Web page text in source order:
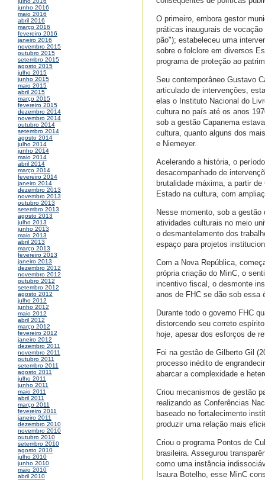
junho 2016
maio 2016
abril 2016
março 2016
fevereiro 2016
janeiro 2016
novembro 2015
outubro 2015
setembro 2015
agosto 2015
julho 2015
junho 2015
maio 2015
abril 2015
março 2015
fevereiro 2015
dezembro 2014
novembro 2014
outubro 2014
setembro 2014
agosto 2014
julho 2014
junho 2014
maio 2014
abril 2014
março 2014
fevereiro 2014
janeiro 2014
dezembro 2013
novembro 2013
outubro 2013
setembro 2013
agosto 2013
julho 2013
junho 2013
maio 2013
abril 2013
março 2013
fevereiro 2013
janeiro 2013
dezembro 2012
novembro 2012
outubro 2012
setembro 2012
agosto 2012
julho 2012
junho 2012
maio 2012
abril 2012
março 2012
fevereiro 2012
janeiro 2012
dezembro 2011
novembro 2011
outubro 2011
setembro 2011
agosto 2011
julho 2011
junho 2011
maio 2011
abril 2011
março 2011
fevereiro 2011
janeiro 2011
dezembro 2010
novembro 2010
outubro 2010
setembro 2010
agosto 2010
julho 2010
junho 2010
maio 2010
abril 2010
O primeiro, embora gestor
práticas inaugurais de
pão"); estabeleceu uma
sobre o folclore em diversos
programa de proteção ao
Seu contemporâneo Gustavo
articulado de intervenções,
elas o Instituto Nacional do
cultura no país até os anos
sob a gestão Capanema
cultura, quanto alguns dos
e Niemeyer.
Acelerando a história, o
desacompanhado de
brutalidade máxima, a partir
Estado na cultura, com
Nesse momento, sob a
atividades culturais no meio
o desmantelamento dos
espaço para projetos
Com a Nova República,
própria criação do MinC, o
incentivo fiscal, o desmonte
anos de FHC se dão sob essa
Durante todo o governo FHC
distorcendo seu correto
hoje, apesar dos esforços de
Foi na gestão de Gilberto Gil
processo inédito de
abarcar a complexidade e
Criou mecanismos de gestão
realizando as Conferências
baseado no fortalecimento
produzir uma relação mais
Criou o programa Pontos de
brasileira. Assegurou
como uma instância
Isaura Botelho, esse MinC